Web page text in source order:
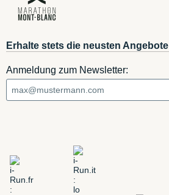
Erhalte stets die neusten Angebote
Anmeldung zum Newsletter: